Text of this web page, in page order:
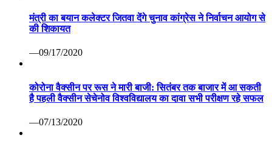
मंत्री का बयान कलेक्टर जितवा देंगे चुनाव कांग्रेस ने निर्वाचन आयोग से
की शिकायत
—09/17/2020
कोरोना वैक्सीन पर रूस ने मारी बाजी: सितंबर तक बाजार में आ सकती
है पहली वैक्सीन सेचेनोव विश्वविद्यालय का दावा सभी परीक्षण रहे सफल
—07/13/2020